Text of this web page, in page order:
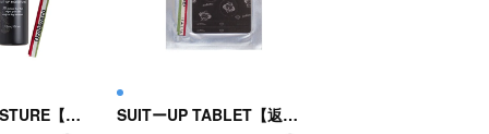
SUITーUP MOISTURE【返品不可商品】 （AZZURRO） SUITーUP TABLET【返品不可商品】 （AZZURRO）